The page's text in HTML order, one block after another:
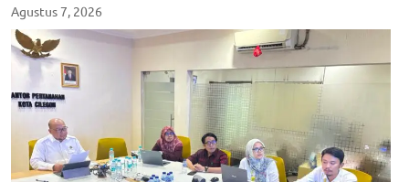
Agustus 7, 2026